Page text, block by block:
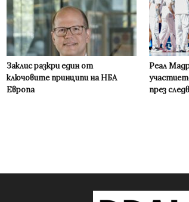
Заклис разкри един от
ключовите принципи на НБА
Европа
Реал
през